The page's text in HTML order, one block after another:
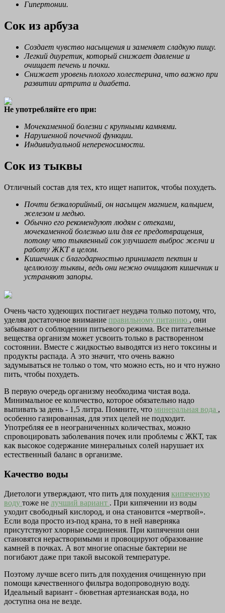
Гипертонии.
Сок из арбуза
Создает чувство насыщения и заменяет сладкую пищу.
Легкий диуретик, который снижает давление и
очищает печень и почки.
Снижает уровень плохого холестерина, что важно при
развитии артрита и диабета.
Не употребляйте его при:
Мочекаменной болезни с крупными камнями.
Нарушенной почечной функции.
Индивидуальной непереносимости.
Сок из тыквы
Отличный состав для тех, кто ищет напиток, чтобы похудеть.
Почти безкалорийный, он насыщен магнием, кальцием,
железом и медью.
Обычно его рекомендуют людям с отеками,
мочекаменной болезнью или для ее предотвращения,
потому что тыквенный сок улучшает выброс желчи и
работу ЖКТ в целом.
Кишечник с благодарностью принимает пектин и
целлюлозу тыквы, ведь они нежно очищают кишечник и
устраняют запоры.
Очень часто худеющих постигает неудача только потому, что,
уделяя достаточное внимание правильному питанию , они
забывают о соблюдении питьевого режима. Все питательные
вещества организм может усвоить только в растворенном
состоянии. Вместе с жидкостью выводятся из него токсины и
продукты распада. А это значит, что очень важно
задумываться не только о том, что можно есть, но и что нужно
пить, чтобы похудеть.
В первую очередь организму необходима чистая вода.
Минимальное ее количество, которое обязательно надо
выпивать за день - 1,5 литра. Помните, что минеральная вода ,
особенно газированная, для этих целей не подходит.
Употребляя ее в неограниченных количествах, можно
спровоцировать заболевания почек или проблемы с ЖКТ, так
как высокое содержание минеральных солей нарушает их
естественный баланс в организме.
Качество воды
Диетологи утверждают, что пить для похудения кипяченую
воду тоже не лучший вариант . При кипячении из воды
уходит свободный кислород, и она становится «мертвой».
Если вода просто из-под крана, то в ней наверняка
присутствуют хлорные соединения. При кипячении они
становятся нерастворимыми и провоцируют образование
камней в почках. А вот многие опасные бактерии не
погибают даже при такой высокой температуре.
Поэтому лучше всего пить для похудения очищенную при
помощи качественного фильтра водопроводную воду.
Идеальный вариант - бюветная артезианская вода, но
доступна она не везде.